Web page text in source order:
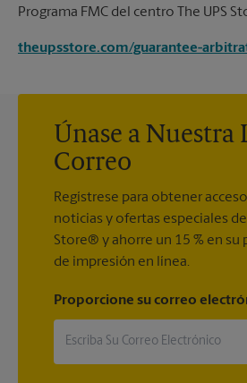
Programa FMC del centro The UPS
theupsstore.com/guarantee-
Únase a Nuestra
Correo
Regístrese para obtener
noticias y ofertas especiales de
Store® y ahorre un 15 % en su
de impresión en línea.
Proporcione su correo